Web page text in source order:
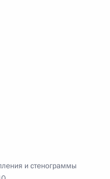
и стенограммы